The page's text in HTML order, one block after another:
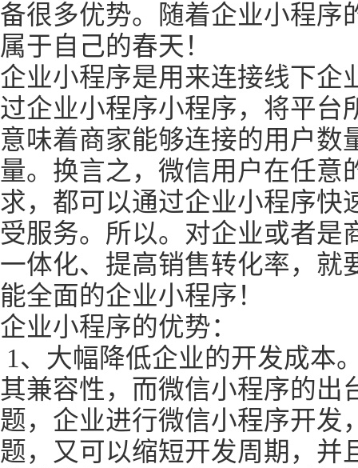
备很多优势。随着企业小程序
属于自己的春天！
企业小程序是用来连接线下企
过企业小程序小程序，将平台
意味着商家能够连接的用户数
量。换言之，微信用户在任意
求，都可以通过企业小程序快
受服务。所以。对企业或者是
一体化、提高销售转化率，就
能全面的企业小程序！
企业小程序的优势：
1、大幅降低企业的开发成本
其兼容性，而微信小程序的出
题，企业进行微信小程序开发
题，又可以缩短开发周期，并